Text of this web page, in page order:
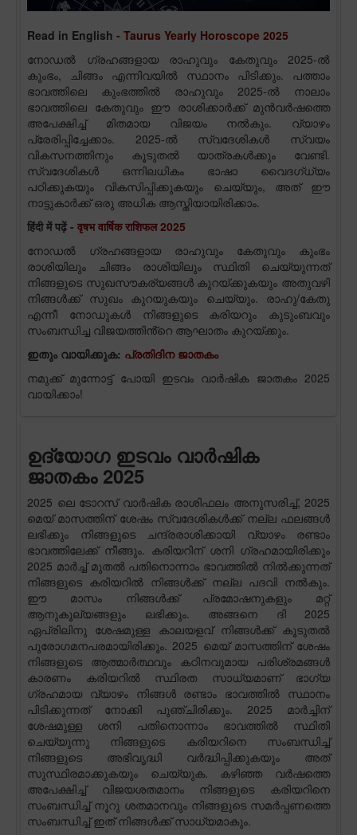
Read in English - Taurus Yearly Horoscope 2025
നോഡൽ ഗ്രഹങ്ങളായ രാഹുവും കേതുവും 2025-ൽ
കുംഭം, ചിങ്ങം എന്നിവയിൽ സ്ഥാനം പിടിക്കും. പത്താം
ഭാവത്തിലെ കുംഭത്തിൽ രാഹുവും 2025-ൽ നാലാം
ഭാവത്തിലെ കേതുവും ഈ രാശിക്കാർക്ക് മുൻവർഷത്തെ
അപേക്ഷിച്ച് മിതമായ വിജയം നൽകും. വ്യാഴം
പ്രേരിപ്പിച്ചേക്കാം. 2025-ൽ സ്വദേശികൾ സ്വയം
വികസനത്തിനും കൂടുതൽ യാത്രകൾക്കും വേണ്ടി.
സ്വദേശികൾ ഒന്നിലധികം ഭാഷാ വൈദഗ്ധ്യം
പഠിക്കുകയും വികസിപ്പിക്കുകയും ചെയ്യും, അത് ഈ
നാട്ടുകാർക്ക് ഒരു അധിക ആസ്തിയായിരിക്കാം.
हिंदी में पढ़ें - वृषभ वार्षिक राशिफल 2025
നോഡൽ ഗ്രഹങ്ങളായ രാഹുവും കേതുവും കുംഭം
രാശിയിലും ചിങ്ങം രാശിയിലും സ്ഥിതി ചെയ്യുന്നത്
നിങ്ങളുടെ സുഖസൗകര്യങ്ങൾ കുറയ്ക്കുകയും അതുവഴി
നിങ്ങൾക്ക് സുഖം കുറയുകയും ചെയ്യും. രാഹു/കേതു
എന്നീ നോഡുകൾ നിങ്ങളുടെ കരിയറും കുടുംബവും
സംബന്ധിച്ച വിജയത്തിൻ്റെ ആഘാതം കുറയ്ക്കും.
ഇതും വായിക്കുക: പ്രതിദിന ജാതകം
നമുക്ക് മുന്നോട്ട് പോയി ഇടവം വാർഷിക ജാതകം 2025
വായിക്കാം!
ഉദ്യോഗ ഇടവം വാർഷിക
ജാതകം 2025
2025 ലെ ടോറസ് വാർഷിക രാശിഫലം അനുസരിച്ച്, 2025
മെയ് മാസത്തിന് ശേഷം സ്വദേശികൾക്ക് നല്ല ഫലങ്ങൾ
ലഭിക്കും നിങ്ങളുടെ ചന്ദ്രരാശിക്കായി വ്യാഴം രണ്ടാം
ഭാവത്തിലേക്ക് നീങ്ങും. കരിയറിന് ശനി ഗ്രഹമായിരിക്കും
2025 മാർച്ച് മുതൽ പതിനൊന്നാം ഭാവത്തിൽ നിൽക്കുന്നത്
നിങ്ങളുടെ കരിയറിൽ നിങ്ങൾക്ക് നല്ല പദവി നൽകും.
ഈ മാസം നിങ്ങൾക്ക് പ്രമോഷനുകളും മറ്റ്
ആനുകൂല്യങ്ങളും ലഭിക്കും. അങ്ങനെ ദി 2025
ഏപ്രിലിനു ശേഷമുള്ള കാലയളവ് നിങ്ങൾക്ക് കൂടുതൽ
പുരോഗമനപരമായിരിക്കും. 2025 മെയ് മാസത്തിന് ശേഷം
നിങ്ങളുടെ ആത്മാർത്ഥവും കഠിനവുമായ പരിശ്രമങ്ങൾ
കാരണം കരിയറിൽ സ്ഥിരത സാധ്യമാണ് ഭാഗ്യ
ഗ്രഹമായ വ്യാഴം നിങ്ങൾ രണ്ടാം ഭാവത്തിൽ സ്ഥാനം
പിടിക്കുന്നത് നോക്കി പുഞ്ചിരിക്കും. 2025 മാർച്ചിന്
ശേഷമുള്ള ശനി പതിനൊന്നാം ഭാവത്തിൽ സ്ഥിതി
ചെയ്യുന്നു നിങ്ങളുടെ കരിയറിനെ സംബന്ധിച്ച്
നിങ്ങളുടെ അഭിവൃദ്ധി വർദ്ധിപ്പിക്കുകയും അത്
സുസ്ഥിരമാക്കുകയും ചെയ്യുക. കഴിഞ്ഞ വർഷത്തെ
അപേക്ഷിച്ച് വിജയശതമാനം നിങ്ങളുടെ കരിയറിനെ
സംബന്ധിച്ച് നൂറു ശതമാനവും നിങ്ങളുടെ സമർപ്പണത്തെ
സംബന്ധിച്ച് ഇത് നിങ്ങൾക്ക് സാധ്യമാകും.